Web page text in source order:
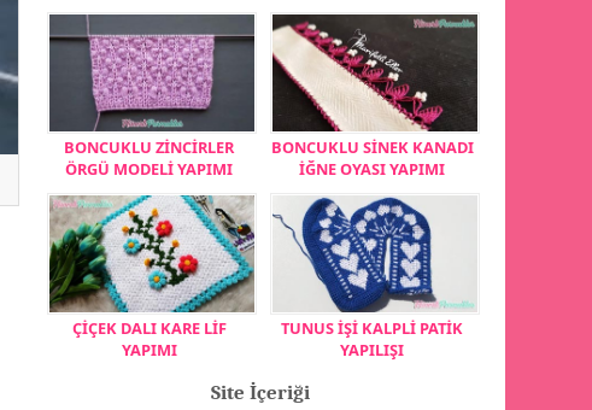
BONCUKLU ZİNCİRLER
ÖRGÜ MODELİ YAPIMI
BONCUKLU SİNEK KANADI
İĞNE OYASI YAPIMI
ÇİÇEK DALI KARE LİF
YAPIMI
TUNUS İŞİ KALPLİ PATİK
YAPILIŞI
Site İçeriği